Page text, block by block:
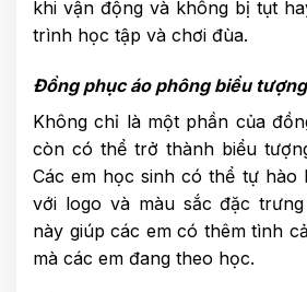
khi vận động và không bị tụt
trình học tập và chơi đùa.
Đồng phục áo phông biểu
Không chỉ là một phần của
còn có thể trở thành biểu
Các em học sinh có thể tự hào
với logo và màu sắc đặc
này giúp các em có thêm tình
mà các em đang theo học.